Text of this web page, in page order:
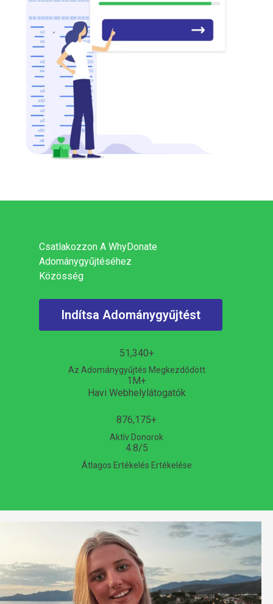
Csatlakozzon A WhyDonate
Adománygyűjtéséhez
Közösség
Indítsa Adománygyűjtést
51,340+
Az Adománygyűjtés Megkezdődött
1 M+
Havi Webhelylátogatók
876,175+
Aktív Donorok
4.8/5
Átlagos Ertékelés Ertékelése